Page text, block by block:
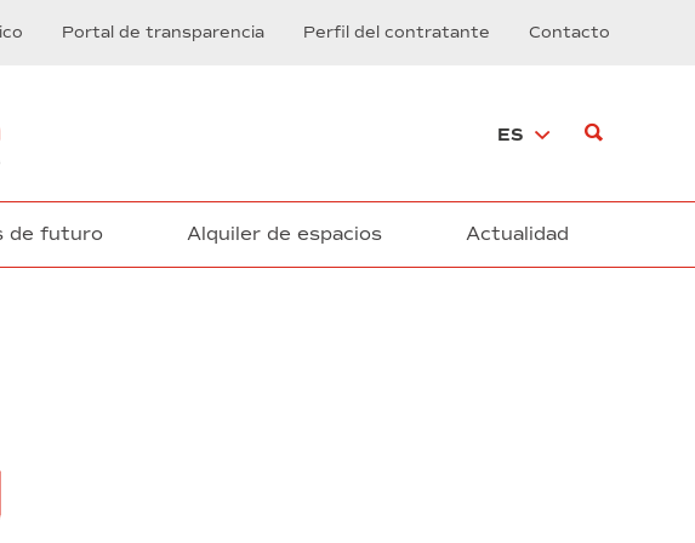
Portal de transparencia Perfil del contratante Contacto
ES
de futuro Alquiler de espacios Actualidad